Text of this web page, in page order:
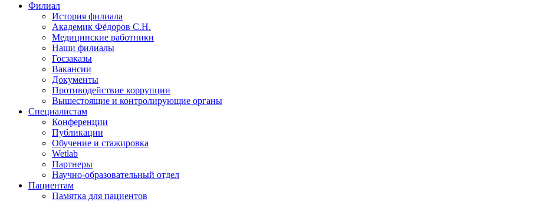
Филиал
История филиала
Академик Фёдоров С.Н.
Медицинские работники
Наши филиалы
Госзаказы
Вакансии
Документы
Противодействие коррупции
Вышестоящие и контролирующие органы
Специалистам
Конференции
Публикации
Обучение и стажировка
Wetlab
Партнеры
Научно-образовательный отдел
Пациентам
Памятка для пациентов